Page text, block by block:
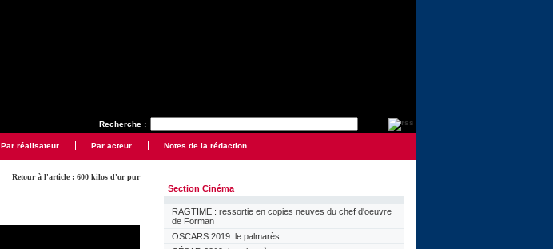
Recherche :
Par réalisateur Par acteur Notes de la rédaction
Retour à l'article : 600 kilos d'or pur
Section Cinéma
RAGTIME : ressortie en copies neuves du chef d'oeuvre
de Forman
OSCARS 2019: le palmarès